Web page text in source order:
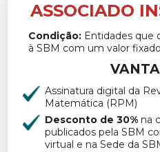
ASSOCIADO
Condição: Entidades que
à SBM com um valor
Assinatura digital da
Matemática (RPM)
Desconto de 30% na
publicados pela SBM
virtual e na Sede da